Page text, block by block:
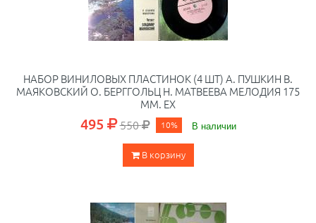
НАБОР ВИНИЛОВЫХ ПЛАСТИНОК (4 ШТ) А. ПУШКИН В.
МАЯКОВСКИЙ О. БЕРГГОЛЬЦ Н. МАТВЕЕВА МЕЛОДИЯ 175
ММ. EX
495 550 10% В наличии
В корзину